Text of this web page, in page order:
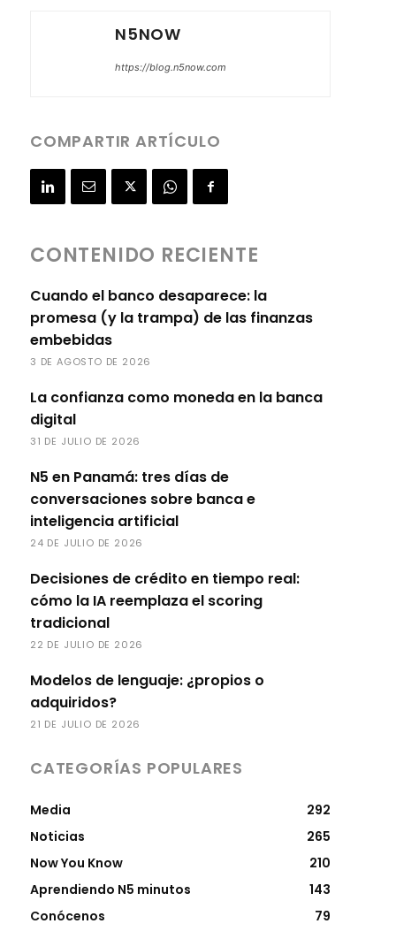
N5NOW
https://blog.n5now.com
COMPARTIR ARTÍCULO
CONTENIDO RECIENTE
Cuando el banco desaparece: la
promesa (y la trampa) de las finanzas
embebidas
3 DE AGOSTO DE 2026
La confianza como moneda en la banca
digital
31 DE JULIO DE 2026
N5 en Panamá: tres días de
conversaciones sobre banca e
inteligencia artificial
24 DE JULIO DE 2026
Decisiones de crédito en tiempo real:
cómo la IA reemplaza el scoring
tradicional
22 DE JULIO DE 2026
Modelos de lenguaje: ¿propios o
adquiridos?
21 DE JULIO DE 2026
CATEGORÍAS POPULARES
Media
292
Noticias
265
Now You Know
210
Aprendiendo N5 minutos
143
Conócenos
79